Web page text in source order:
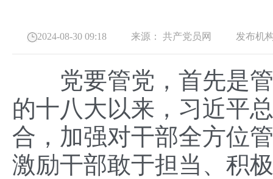
2024-08-30 09:18 来源： 共产党员网 发布机构
党要管党，首先是管
的十八大以来，习近平
合，加强对干部全方位
激励干部敢于担当、积